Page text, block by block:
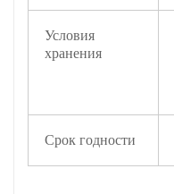
Условия
хранения
Срок годности